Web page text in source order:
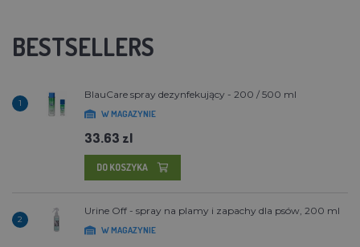
BESTSELLERS
1
BlauCare spray dezynfekujący - 200 / 500 ml
W MAGAZYNIE
33.63 zl
DO KOSZYKA
2
Urine Off - spray na plamy i zapachy dla psów, 200 ml
W MAGAZYNIE